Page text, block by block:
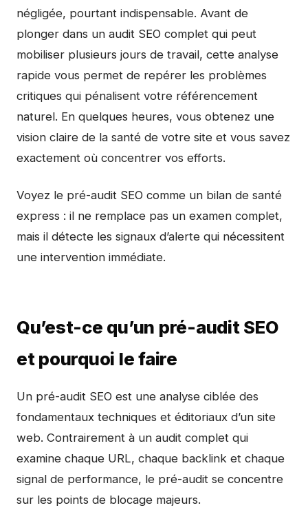
négligée, pourtant indispensable. Avant de
plonger dans un audit SEO complet qui peut
mobiliser plusieurs jours de travail, cette analyse
rapide vous permet de repérer les problèmes
critiques qui pénalisent votre référencement
naturel. En quelques heures, vous obtenez une
vision claire de la santé de votre site et vous savez
exactement où concentrer vos efforts.
Voyez le pré-audit SEO comme un bilan de santé
express : il ne remplace pas un examen complet,
mais il détecte les signaux d’alerte qui nécessitent
une intervention immédiate.
Qu’est-ce qu’un pré-audit SEO
et pourquoi le faire
Un pré-audit SEO est une analyse ciblée des
fondamentaux techniques et éditoriaux d’un site
web. Contrairement à un audit complet qui
examine chaque URL, chaque backlink et chaque
signal de performance, le pré-audit se concentre
sur les points de blocage majeurs.